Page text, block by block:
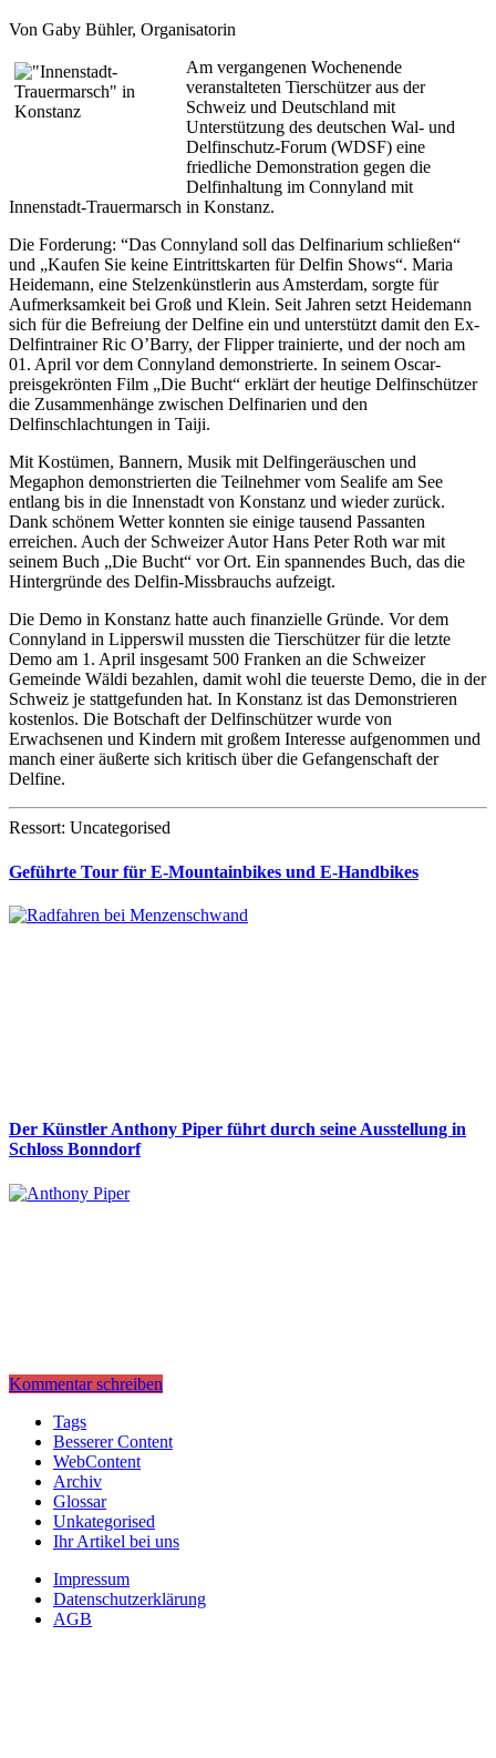
Von Gaby Bühler, Organisatorin
Am vergangenen Wochenende
veranstalteten Tierschützer aus der
Schweiz und Deutschland mit
Unterstützung des deutschen Wal- und
Delfinschutz-Forum (WDSF) eine
friedliche Demonstration gegen die
Delfinhaltung im Connyland mit
Innenstadt-Trauermarsch in Konstanz.
Die Forderung: “Das Connyland soll das Delfinarium schließen“
und „Kaufen Sie keine Eintrittskarten für Delfin Shows“. Maria
Heidemann, eine Stelzenkünstlerin aus Amsterdam, sorgte für
Aufmerksamkeit bei Groß und Klein. Seit Jahren setzt Heidemann
sich für die Befreiung der Delfine ein und unterstützt damit den Ex-
Delfintrainer Ric O’Barry, der Flipper trainierte, und der noch am
01. April vor dem Connyland demonstrierte. In seinem Oscar-
preisgekrönten Film „Die Bucht“ erklärt der heutige Delfinschützer
die Zusammenhänge zwischen Delfinarien und den
Delfinschlachtungen in Taiji.
Mit Kostümen, Bannern, Musik mit Delfingeräuschen und
Megaphon demonstrierten die Teilnehmer vom Sealife am See
entlang bis in die Innenstadt von Konstanz und wieder zurück.
Dank schönem Wetter konnten sie einige tausend Passanten
erreichen. Auch der Schweizer Autor Hans Peter Roth war mit
seinem Buch „Die Bucht“ vor Ort. Ein spannendes Buch, das die
Hintergründe des Delfin-Missbrauchs aufzeigt.
Die Demo in Konstanz hatte auch finanzielle Gründe. Vor dem
Connyland in Lipperswil mussten die Tierschützer für die letzte
Demo am 1. April insgesamt 500 Franken an die Schweizer
Gemeinde Wäldi bezahlen, damit wohl die teuerste Demo, die in der
Schweiz je stattgefunden hat. In Konstanz ist das Demonstrieren
kostenlos. Die Botschaft der Delfinschützer wurde von
Erwachsenen und Kindern mit großem Interesse aufgenommen und
manch einer äußerte sich kritisch über die Gefangenschaft der
Delfine.
Ressort: Uncategorised
Geführte Tour für E-Mountainbikes und E-Handbikes
Der Künstler Anthony Piper führt durch seine Ausstellung in
Schloss Bonndorf
Kommentar schreiben
Tags
Besserer Content
WebContent
Archiv
Glossar
Unkategorised
Ihr Artikel bei uns
Impressum
Datenschutzerklärung
AGB